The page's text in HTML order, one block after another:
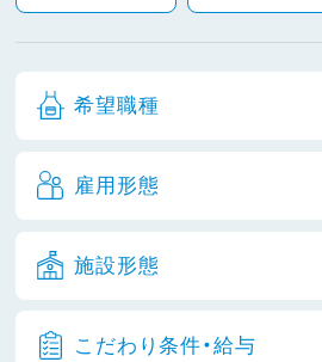
希望職種
雇用形態
施設形態
こだわり条件・給与